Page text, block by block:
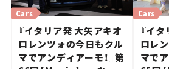
Cars
『イタリア発 大矢アキオ
ロレンツォの今日もクル
マでアンディアーモ！』第
Cars
『イ
ロレ
マで